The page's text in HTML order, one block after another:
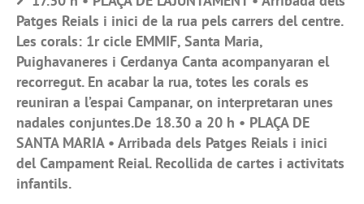
Patges Reials i inici de la rua pels carrers del centre.
Les corals: 1r cicle EMMIF, Santa Maria,
Puighavaneres i Cerdanya Canta acompanyaran el
recorregut. En acabar la rua, totes les corals es
reuniran a l’espai Campanar, on interpretaran unes
nadales conjuntes.De 18.30 a 20 h • PLAÇA DE
SANTA MARIA • Arribada dels Patges Reials i inici
del Campament Reial. Recollida de cartes i activitats
infantils.